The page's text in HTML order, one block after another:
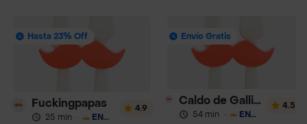
Hasta 23% Off
Fuckingpapas
25 min · ENVÍO GRATIS
4.9
Envío Gratis
Caldo de Gallina Aramburú 24 Horas
54 min · ENVÍO GRATIS
4.5